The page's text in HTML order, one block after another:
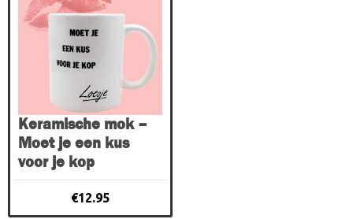
Keramische mok –
Moet je een kus
voor je kop
€12.95